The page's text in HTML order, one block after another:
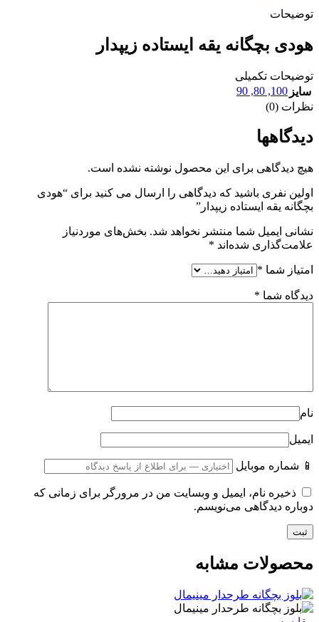
توضیحات
هودی بچگانه یقه ایستاده زیپدار
توضیحات تکمیلی
سایز 100
,
80
,
90
نظرات (0)
دیدگاهها
هیچ دیدگاهی برای این محصول نوشته نشده است.
اولین نفری باشید که دیدگاهی را ارسال می کنید برای “هودی
بچگانه یقه ایستاده زیپدار”
نشانی ایمیل شما منتشر نخواهد شد. بخش‌های موردنیاز
علامت‌گذاری شده‌اند *
امتیاز شما *
دیدگاه شما *
نام
ایمیل
📱 شماره موبایل
ذخیره نام، ایمیل و وبسایت من در مرورگر برای زمانی که
دوباره دیدگاهی می‌نویسم.
محصولات مشابه